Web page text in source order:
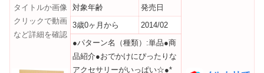
タイトルか画像
クリックで動画
など詳細を確認
対象年齢 発売日
3歳0ヶ月から
2014/02
●パターン名（種類）:単品●商
品紹介●おでかけにぴったりな
アクセサリーがいっぱい☆●*